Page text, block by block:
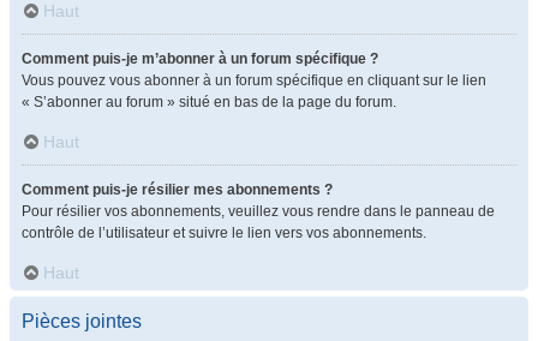
Haut
Comment puis-je m’abonner à un forum spécifique ?
Vous pouvez vous abonner à un forum spécifique en cliquant sur le lien
« S’abonner au forum » situé en bas de la page du forum.
Haut
Comment puis-je résilier mes abonnements ?
Pour résilier vos abonnements, veuillez vous rendre dans le panneau de
contrôle de l’utilisateur et suivre le lien vers vos abonnements.
Haut
Pièces jointes